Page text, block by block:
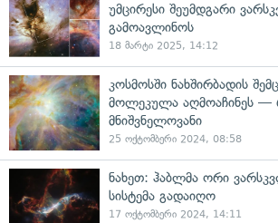
უმცირესი შეუმდგარი
გამოავლინოს
18 მარტი 2025, 14:12
კოსმოსში ნახშირბადის
მოლეკულა აღმოაჩინეს —
მნიშვნელოვანი
25 ოქტომბერი 2024, 08:58
ნახეთ: ჰაბლმა ორი
სისტემა გადაიღო
17 ოქტომბერი 2024, 14:11